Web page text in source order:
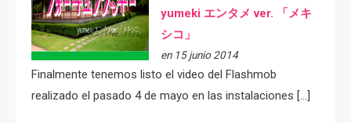
yumeki エンタメ ver. 「メキ
シコ」
en 15 junio 2014
Finalmente tenemos listo el video del Flashmob
realizado el pasado 4 de mayo en las instalaciones […]